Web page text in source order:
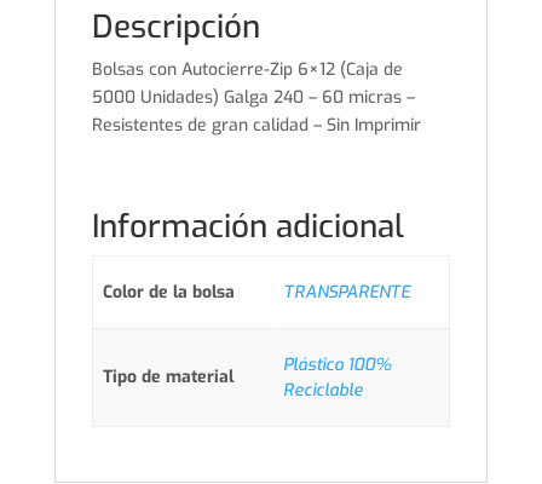
Descripción
Bolsas con Autocierre-Zip 6×12 (Caja de
5000 Unidades) Galga 240 – 60 micras –
Resistentes de gran calidad – Sin Imprimir
Información adicional
Color de la bolsa TRANSPARENTE
Tipo de material
Plástico 100%
Reciclable